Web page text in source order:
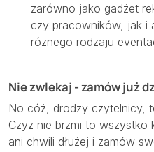
zarówno jako gadżet
czy pracowników, jak i
różnego rodzaju
Nie zwlekaj - zamów już
No cóż, drodzy czytelnicy,
Czyż nie brzmi to wszystko
ani chwili dłużej i zamów